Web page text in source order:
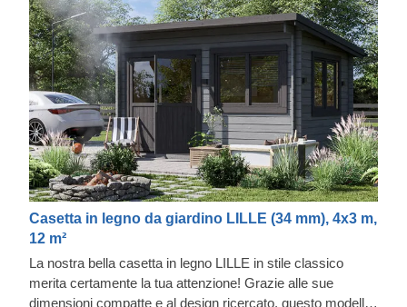
Casetta in legno da giardino LILLE (34 mm), 4x3 m,
12 m²
La nostra bella casetta in legno LILLE in stile classico
merita certamente la tua attenzione! Grazie alle sue
dimensioni compatte e al design ricercato, questo modello